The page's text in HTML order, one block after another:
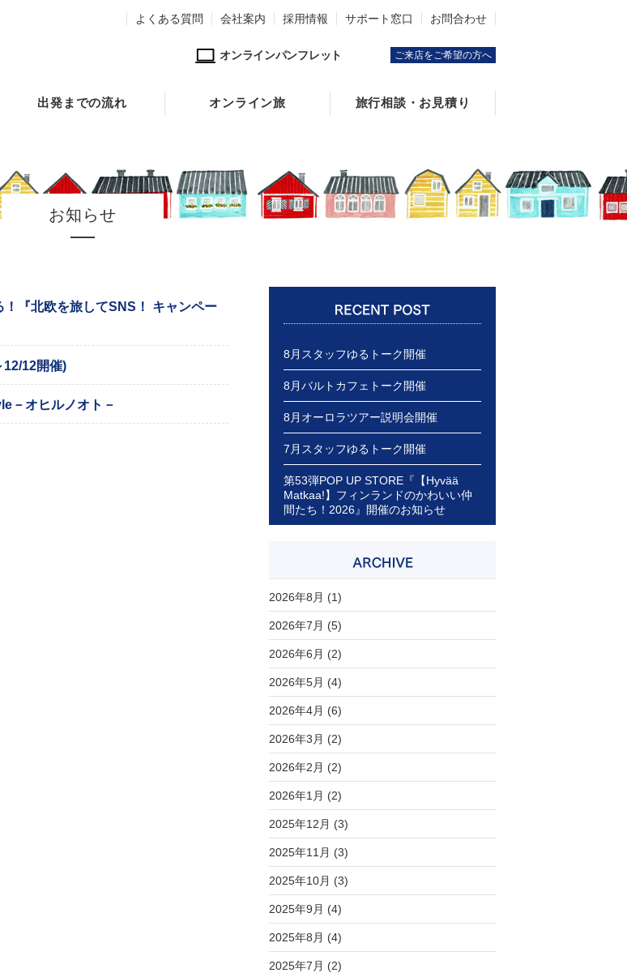
よくある質問 会社案内 採用情報 サポート窓口 お問合わせ
オンラインパンフレット ご来店をご希望の方へ
出発までの流れ オンライン旅 旅行相談・お見積り
お知らせ
『北欧を旅してSNS！ キャンペー
12/12開催)
－オヒルノオト－
8月スタッフゆるトーク開催
8月バルトカフェトーク開催
8月オーロラツアー説明会開催
7月スタッフゆるトーク開催
第53弾POP UP STORE『【Hyvää
Matkaa!】フィンランドのかわいい仲
間たち！2026』開催のお知らせ
2026年8月 (1)
2026年7月 (5)
2026年6月 (2)
2026年5月 (4)
2026年4月 (6)
2026年3月 (2)
2026年2月 (2)
2026年1月 (2)
2025年12月 (3)
2025年11月 (3)
2025年10月 (3)
2025年9月 (4)
2025年8月 (4)
2025年7月 (2)